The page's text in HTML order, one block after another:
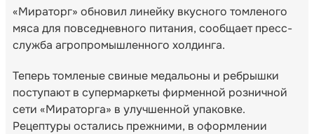
«Мираторг» обновил линейку вкусного томленого
мяса для повседневного питания, сообщает пресс-
служба агропромышленного холдинга.
Теперь томленые свиные медальоны и ребрышки
поступают в супермаркеты фирменной розничной
сети «Мираторга» в улучшенной упаковке.
Рецептуры остались прежними, в оформлении